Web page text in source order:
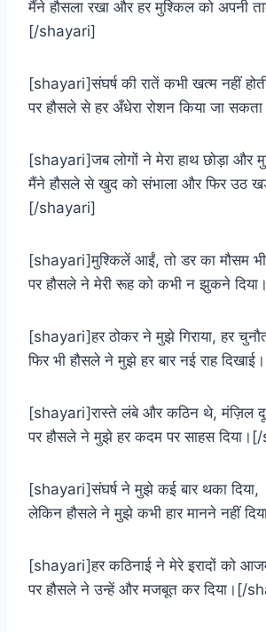
मैंने हौसला रखा और हर मुश्किल को अपनी
[/shayari]
[shayari]संघर्ष की रातें कभी खत्म नहीं
पर हौसले से हर अँधेरा रोशन किया जा
[shayari]जब लोगों ने मेरा हाथ छोड़ा और
मैंने हौसले से खुद को संभाला और फिर उठ
[/shayari]
[shayari]मुश्किलें आईं, तो डर का मौसम
पर हौसले ने मेरी रूह को कभी न झुकने
[shayari]हर ठोकर ने मुझे गिराया, हर
फिर भी हौसले ने मुझे हर बार नई राह
[shayari]रास्ते लंबे और कठिन थे, मंज़िल
पर हौसले ने मुझे हर कदम पर साहस
[shayari]संघर्ष ने मुझे कई बार थका दिया,
लेकिन हौसले ने मुझे कभी हार मानने नहीं
[shayari]हर कठिनाई ने मेरे इरादों को
पर हौसले ने उन्हें और मजबूत कर दिया।[/